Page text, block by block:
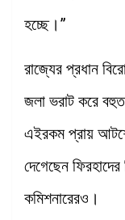
হচ্ছে।”
রাজ্যের প্রধান
জলা ভরাট করে
এইরকম প্রায়
দেগেছেন
কমিশনারেরও।